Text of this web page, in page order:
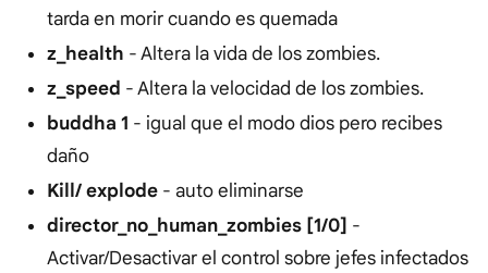
tarda en morir cuando es quemada
z_health - Altera la vida de los zombies.
z_speed - Altera la velocidad de los zombies.
buddha 1 - igual que el modo dios pero recibes
daño
Kill/ explode- auto eliminarse
director_no_human_zombies [1/0] -
Activar/Desactivar el control sobre jefes infectados